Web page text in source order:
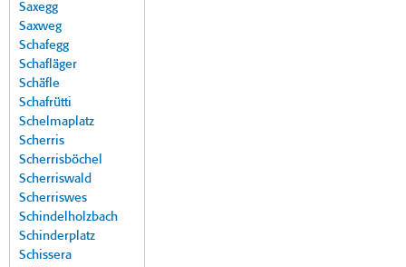
Saxegg
Saxweg
Schafegg
Schafläger
Schäfle
Schafrütti
Schelmaplatz
Scherris
Scherrisböchel
Scherriswald
Scherriswes
Schindelholzbach
Schinderplatz
Schissera